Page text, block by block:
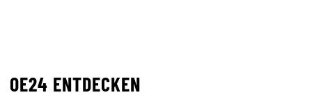
OE24 ENTDECKEN